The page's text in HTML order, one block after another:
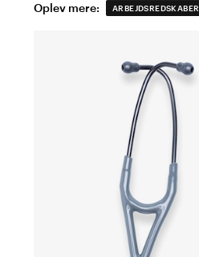
Oplev mere: ARBEJDSREDSKABER